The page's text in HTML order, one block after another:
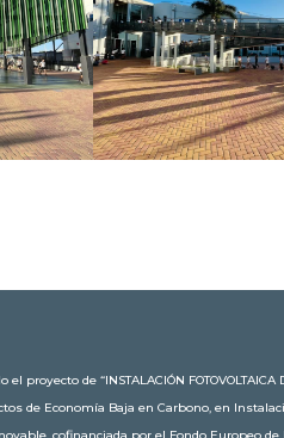
proyecto de “INSTALACIÓN FOTOVOLTAICA
de Economía Baja en Carbono, en